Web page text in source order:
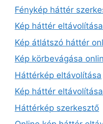
Fénykép háttér
Kép háttér eltávolítása
Kép átlátszó háttér
Kép körbevágása
Háttérkép eltávolítása
Kép háttér
Háttérkép szerkesztő